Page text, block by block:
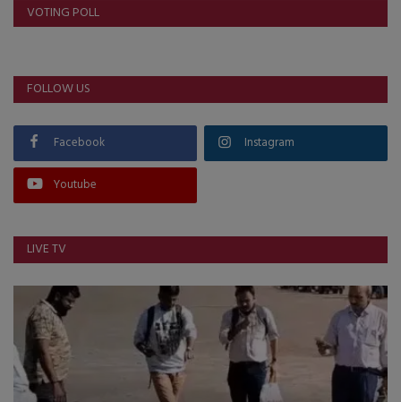
VOTING POLL
FOLLOW US
Facebook Instagram
Youtube
LIVE TV